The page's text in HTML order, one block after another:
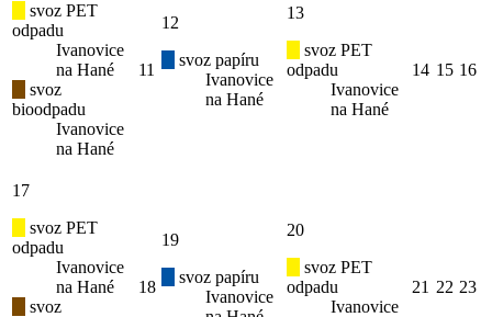
svoz PET
odpadu
Ivanovice
na Hané
svoz
bioodpadu
Ivanovice
na Hané
11
12
svoz papíru
Ivanovice
na Hané
13
svoz PET
odpadu
Ivanovice
na Hané
14 15 16
17
svoz PET
odpadu
Ivanovice
na Hané
svoz
18
19
svoz papíru
Ivanovice
20
svoz PET
odpadu
Ivanovice
21 22 23